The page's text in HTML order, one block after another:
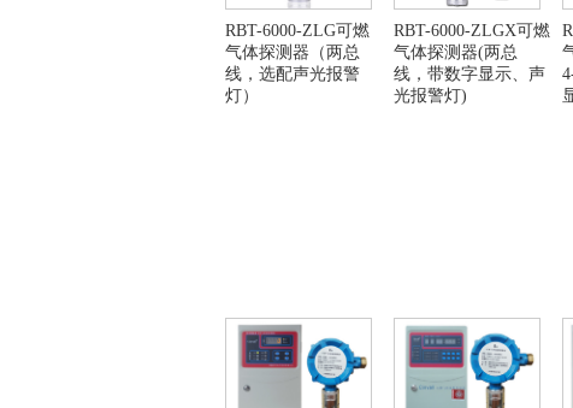
RBT-6000-ZLG可燃
气体探测器（两总
线，选配声光报警
灯）
RBT-6000-ZLGX可燃
气体探测器(两总
线，带数字显示、声
光报警灯)